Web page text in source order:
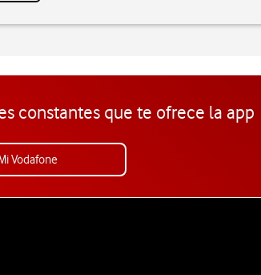
constantes que te ofrece la app
Vodafone